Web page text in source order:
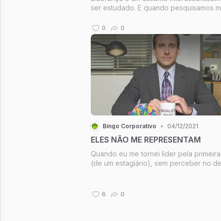
ser estudado. E quando pesquisamos
listas de regras para se liderar. “As 20
“As 10 regras”...
0 0
Bingo Corporativo • 04/12/2021
ELES NÃO ME REPRESENTAM
Quando eu me tornei líder pela
(de um estagiário), sem perceber no
esteja ligado a uma vontade específica
6 0